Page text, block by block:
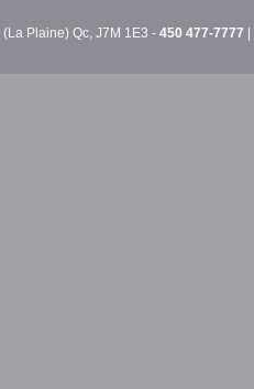
Plaine) Qc, J7M 1E3 - 450 477-7777